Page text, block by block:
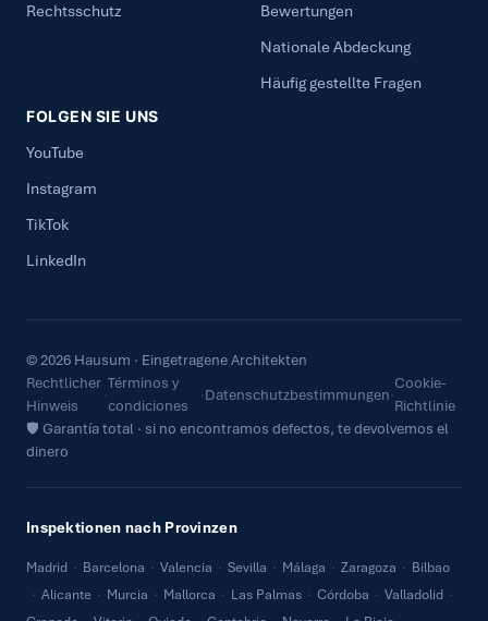
Rechtsschutz
Bewertungen
Nationale Abdeckung
Häufig gestellte Fragen
FOLGEN SIE UNS
YouTube
Instagram
TikTok
LinkedIn
© 2026 Hausum · Eingetragene Architekten
Rechtlicher
Hinweis
·
Términos y
condiciones
·Datenschutzbestimmungen·
Cookie-
Richtlinie
🛡 Garantía total · si no encontramos defectos, te devolvemos el
dinero
Inspektionen nach Provinzen
Madrid · Barcelona · Valencia · Sevilla · Málaga · Zaragoza · Bilbao
· Alicante · Murcia · Mallorca · Las Palmas · Córdoba · Valladolid ·